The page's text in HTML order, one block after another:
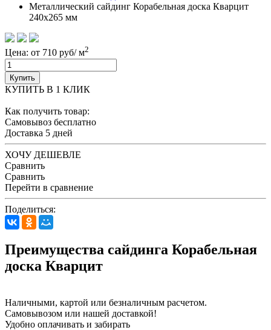
Металлический сайдинг Корабельная доска Кварцит
240x265 мм
Цена: от 710 руб/ м2
Купить
КУПИТЬ В 1 КЛИК
Как получить товар:
Самовывоз бесплатно
Доставка 5 дней
ХОЧУ ДЕШЕВЛЕ
Сравнить
Сравнить
Перейти в сравнение
Поделиться:
Преимущества сайдинга Корабельная
доска Кварцит
Наличными, картой или безналичным расчетом.
Самовывозом или нашей доставкой!
Удобно оплачивать и забирать